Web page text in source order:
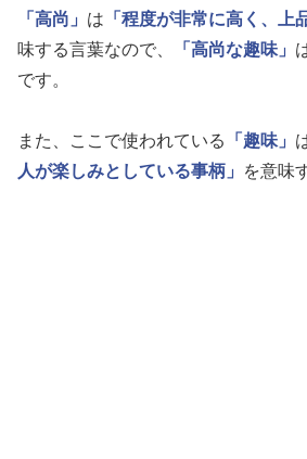
「高尚」 は 「程度が非常に高く、上
味する言葉なので、
「高尚な趣味」
です。
また、ここで使われている 「趣味」
人が楽しみとしている事柄」
を意味